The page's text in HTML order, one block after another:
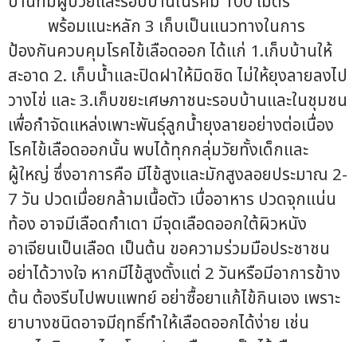
พร้อมแนะหลัก 3 เก็บเป็นแนวทางในการ
ป้องกันควบคุมโรคไข้เลือดออก ได้แก่ 1.เก็บบ้านให้
สะอาด 2. เก็บน้ำและปิดฝาให้มิดชิด ไม่ให้ยุงลายลงไป
วางไข่ และ 3.เก็บขยะเศษภาชนะรอบบ้านและในชุมชน
เพื่อกำจัดแหล่งเพาะพันธุ์ลูกน้ำยุงลายอย่างต่อเนื่อง
โรคไข้เลือดออกนั้น พบได้ทุกกลุ่มวัยทั้งเด็กและ
ผู้ใหญ่ ซึ่งอาการคือ มีไข้สูงและมักสูงลอยประมาณ 2-
7 วัน ปวดเมื่อยกล้ามเนื้อตัว เบื่ออาหาร ปวดจุกแน่น
ท้อง อาจมีเลือดกำเดา มีจุดเลือดออกใต้ผิวหนัง
อาเจียนเป็นเลือด เป็นต้น ขอความร่วมมือประชาชน
อย่าได้วางใจ หากมีไข้สูงตั้งแต่ 2 วันหรือมีอาการข้าง
ต้น ต้องรีบไปพบแพทย์ อย่าซื้อยาแก้ไข้กินเอง เพราะ
ยาบางชนิดอาจมีฤทธิ์ทำให้เลือดออกได้ง่าย เช่น